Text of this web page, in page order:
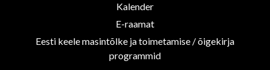
Kalender
E-raamat
Eesti keele masintõlke ja toimetamise / õigekirja
programmid